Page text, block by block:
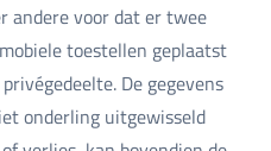
andere voor dat er twee
toestellen geplaatst
De gegevens
onderling uitgewisseld